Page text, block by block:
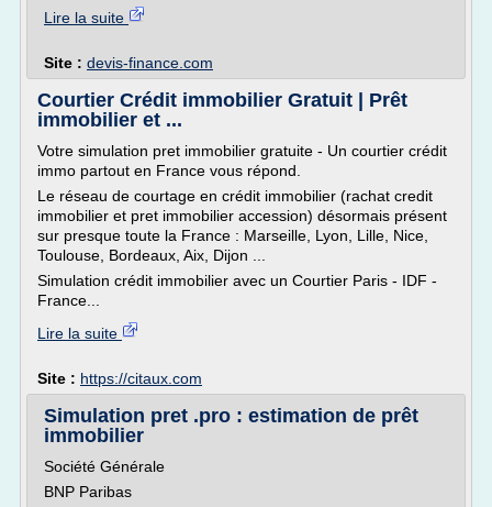
Lire la suite
Site : devis-finance.com
Courtier Crédit immobilier Gratuit | Prêt
immobilier et ...
Votre simulation pret immobilier gratuite - Un courtier crédit
immo partout en France vous répond.
Le réseau de courtage en crédit immobilier (rachat credit
immobilier et pret immobilier accession) désormais présent
sur presque toute la France : Marseille, Lyon, Lille, Nice,
Toulouse, Bordeaux, Aix, Dijon ...
Simulation crédit immobilier avec un Courtier Paris - IDF -
France...
Lire la suite
Site : https://citaux.com
Simulation pret .pro : estimation de prêt
immobilier
Société Générale
BNP Paribas